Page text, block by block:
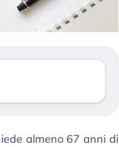
almeno 67 anni di
è rovinata». Investitori
panico dopo lo scoppio
gli investitori retail (…)